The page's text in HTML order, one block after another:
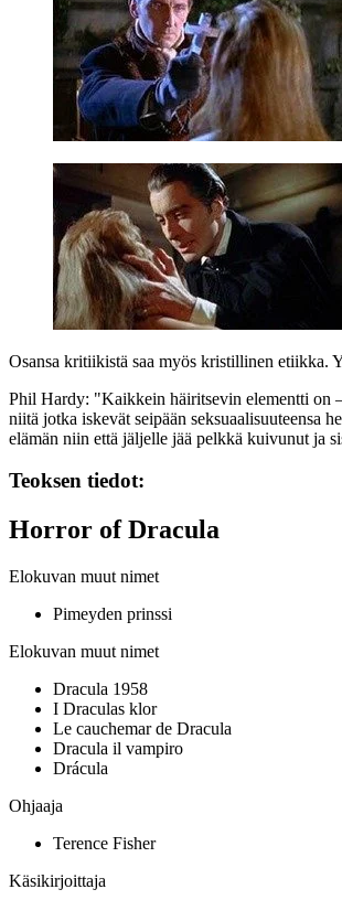
Osansa kritiikistä saa myös kristillinen etiikka.
Phil Hardy: "Kaikkein häiritsevin elementti on
niitä jotka iskevät seipään seksuaalisuuteensa
elämän niin että jäljelle jää pelkkä kuivunut ja
Teoksen tiedot:
Horror of Dracula
Elokuvan muut nimet
Pimeyden prinssi
Elokuvan muut nimet
Dracula 1958
I Draculas klor
Le cauchemar de Dracula
Dracula il vampiro
Drácula
Ohjaaja
Terence Fisher
Käsikirjoittaja